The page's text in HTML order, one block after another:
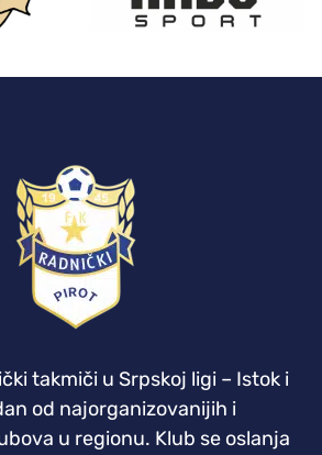
takmiči u Srpskoj ligi – Istok i
od najorganizovanijih i
u regionu. Klub se oslanja